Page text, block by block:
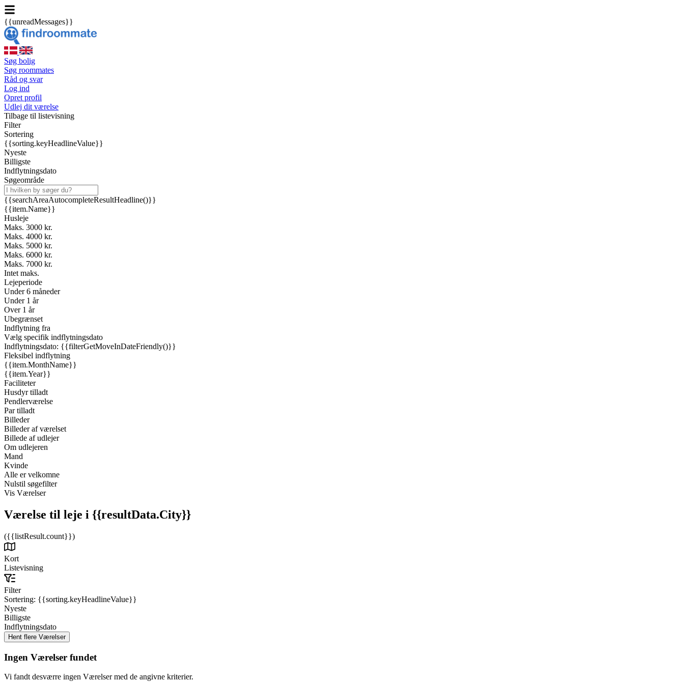
{{unreadMessages}}
Søg bolig
Søg roommates
Råd og svar
Log ind
Opret profil
Udlej dit værelse
Tilbage til listevisning
Filter
Sortering
{{sorting.keyHeadlineValue}}
Nyeste
Billigste
Indflytningsdato
Søgeområde
{{searchAreaAutocompleteResultHeadline()}}
{{item.Name}}
Husleje
Maks. 3000 kr.
Maks. 4000 kr.
Maks. 5000 kr.
Maks. 6000 kr.
Maks. 7000 kr.
Intet maks.
Lejeperiode
Under 6 måneder
Under 1 år
Over 1 år
Ubegrænset
Indflytning fra
Vælg specifik indflytningsdato
Indflytningsdato: {{filterGetMoveInDateFriendly()}}
Fleksibel indflytning
{{item.MonthName}}
{{item.Year}}
Faciliteter
Husdyr tilladt
Pendlerværelse
Par tilladt
Billeder
Billeder af værelset
Billede af udlejer
Om udlejeren
Mand
Kvinde
Alle er velkomne
Nulstil søgefilter
Vis Værelser
Værelse til leje i {{resultData.City}}
({{listResult.count}})
Kort
Listevisning
Filter
Sortering: {{sorting.keyHeadlineValue}}
Nyeste
Billigste
Indflytningsdato
Ingen Værelser fundet
Vi fandt desværre ingen Værelser med de angivne kriterier.